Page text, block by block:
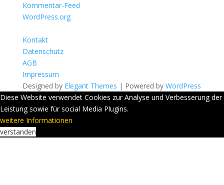
Kommentar-Feed
WordPress.org
Kontakt
Datenschutz
AGB
Impressum
Designed by Elegant Themes | Powered by WordPress
Diese Website verwendet Cookies zur Analyse und Verbesserung der
Leistung sowie für social Media Plugins.
weitere Informationen
verstanden